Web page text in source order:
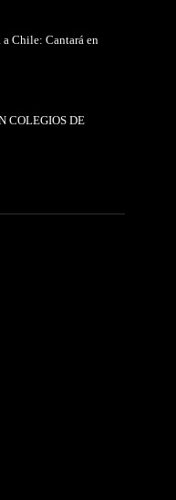
a Chile: Cantará en
COLEGIOS DE